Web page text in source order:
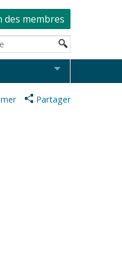
des membres
Partager